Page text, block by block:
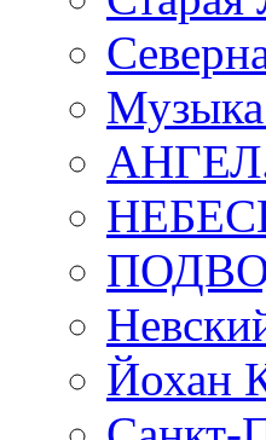
Йохан